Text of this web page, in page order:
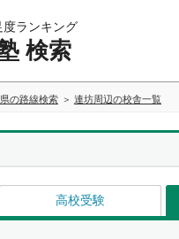
度ランキング
検索
の路線検索 連坊周辺の校舎一覧
高校受験